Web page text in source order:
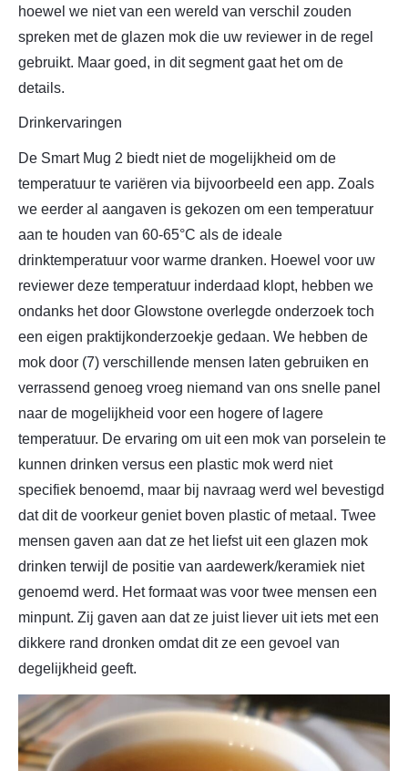
hoewel we niet van een wereld van verschil zouden
spreken met de glazen mok die uw reviewer in de regel
gebruikt. Maar goed, in dit segment gaat het om de
details.
Drinkervaringen
De Smart Mug 2 biedt niet de mogelijkheid om de
temperatuur te variëren via bijvoorbeeld een app. Zoals
we eerder al aangaven is gekozen om een temperatuur
aan te houden van 60-65°C als de ideale
drinktemperatuur voor warme dranken. Hoewel voor uw
reviewer deze temperatuur inderdaad klopt, hebben we
ondanks het door Glowstone overlegde onderzoek toch
een eigen praktijkonderzoekje gedaan. We hebben de
mok door (7) verschillende mensen laten gebruiken en
verrassend genoeg vroeg niemand van ons snelle panel
naar de mogelijkheid voor een hogere of lagere
temperatuur. De ervaring om uit een mok van porselein te
kunnen drinken versus een plastic mok werd niet
specifiek benoemd, maar bij navraag werd wel bevestigd
dat dit de voorkeur geniet boven plastic of metaal. Twee
mensen gaven aan dat ze het liefst uit een glazen mok
drinken terwijl de positie van aardewerk/keramiek niet
genoemd werd. Het formaat was voor twee mensen een
minpunt. Zij gaven aan dat ze juist liever uit iets met een
dikkere rand dronken omdat dit ze een gevoel van
degelijkheid geeft.